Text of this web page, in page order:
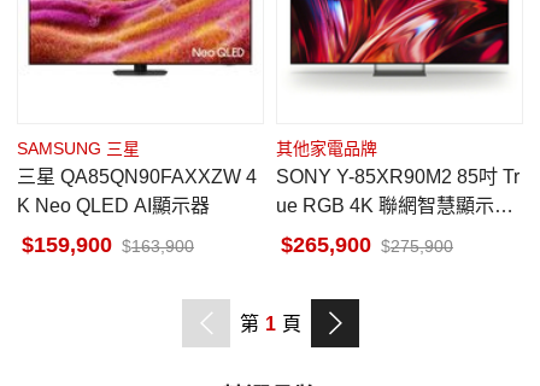
SAMSUNG 三星
三星 QA85QN90FAXXZW 4
K Neo QLED AI顯示器
159,900 163,900
其他家電品牌
SONY Y-85XR90M2 85吋 Tr
ue RGB 4K 聯網智慧顯示器
馬來西亞製
265,900 275,900
第 1 頁